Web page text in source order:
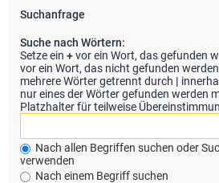
Suchanfrage
Suche nach Wörtern:
Setze ein +vor ein Wort, das gefunden
vor ein Wort, das nicht gefunden
mehrere Wörter getrennt durch |
nur eines der Wörter gefunden werden
Platzhalter für teilweise
Nach allen Begriffen suchen oder
verwenden
Nach einem Begriff suchen